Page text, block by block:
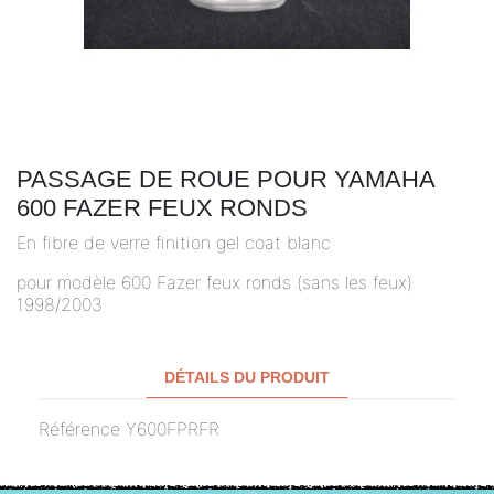
PASSAGE DE ROUE POUR YAMAHA
600 FAZER FEUX RONDS
En fibre de verre finition gel coat blanc
pour modèle 600 Fazer feux ronds (sans les feux)
1998/2003
DÉTAILS DU PRODUIT
Référence Y600FPRFR